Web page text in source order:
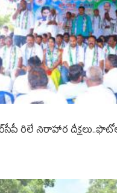
రిలే నిరాహార